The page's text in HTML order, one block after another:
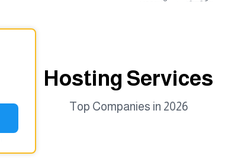
Hosting Services
Top Companies in 2026